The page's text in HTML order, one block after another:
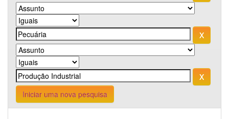
Iniciar uma nova pesquisa